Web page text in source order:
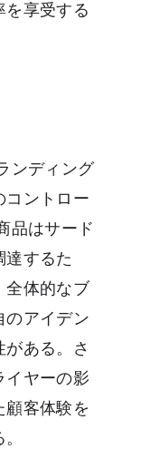
を享受する
ンディング
コントロー
品はサード
達するた
全体的なブ
のアイデン
ある。さ
イヤーの影
顧客体験を